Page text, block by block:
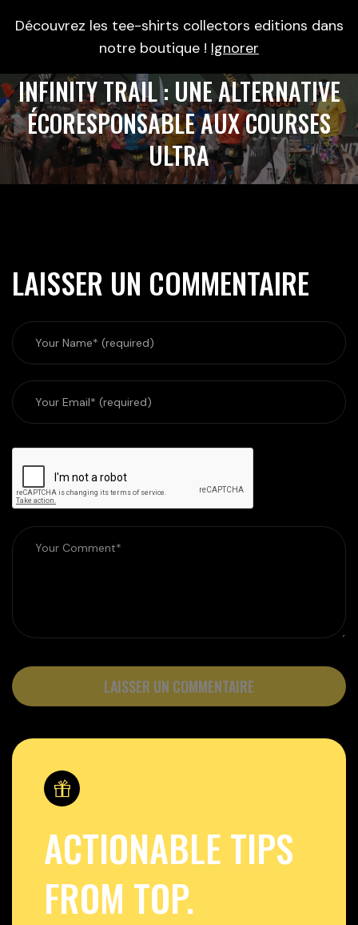
Découvrez les tee-shirts collectors editions dans
notre boutique ! Ignorer
0
INFINITY TRAIL : UNE ALTERNATIVE
ÉCORESPONSABLE AUX COURSES
ULTRA
LAISSER UN COMMENTAIRE
ACTIONABLE TIPS
FROM TOP.